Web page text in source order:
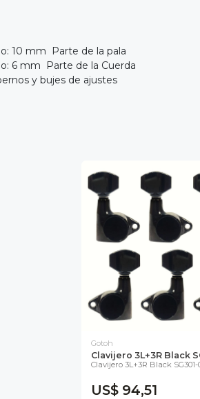
10 mm Parte de la pala
6 mm Parte de la Cuerda
y bujes de ajustes
Gotoh
Clavijero 3L+3R Black
Clavijero 3L+3R Black
US$ 94,51